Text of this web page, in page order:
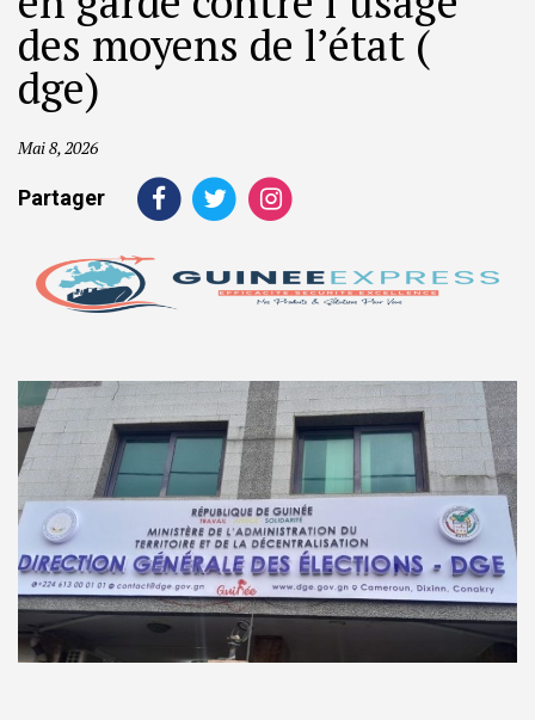
des moyens de l’état (
dge)
Mai 8, 2026
Partager